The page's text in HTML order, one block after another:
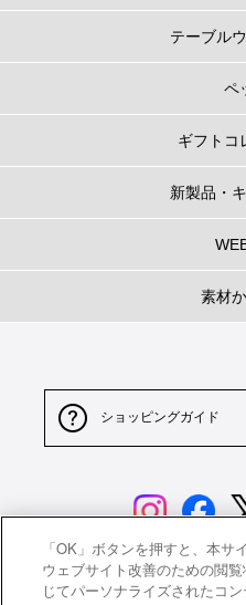
テーブル
ペ
ギフトコ
新製品・
素材
ショッピングガイド
サイトポリシー
「OK」ボタンを押すと、本サ
ウェブサイト改善のための閲
じてパーソナライズされたコ